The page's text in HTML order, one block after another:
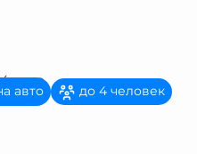
авто до 4 человек